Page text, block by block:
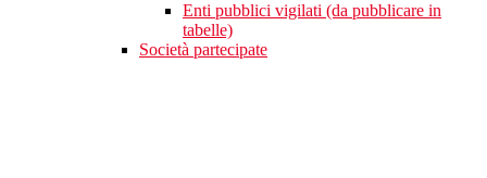
Enti pubblici vigilati (da pubblicare in
tabelle)
Società partecipate